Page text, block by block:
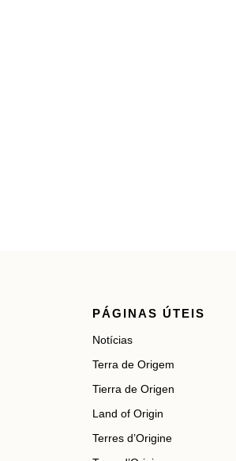
PÁGINAS ÚTEIS
Notícias
Terra de Origem
Tierra de Origen
Land of Origin
Terres d’Origine